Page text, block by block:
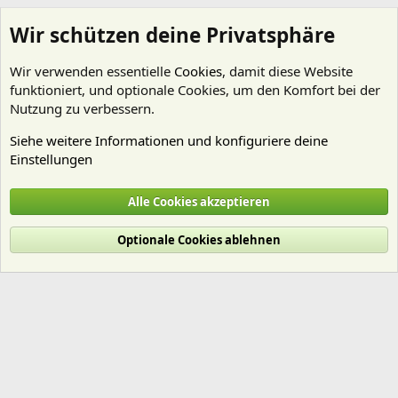
Cookies
Deutsch (Du)
Nutzungsbedingungen
Datenschutz Hilfe und Impressum
R
Wir schützen deine Privatsphäre
Wir verwenden essentielle Cookies, damit diese Website
funktioniert, und optionale Cookies, um den Komfort bei der
Nutzung zu verbessern.
Siehe weitere Informationen und konfiguriere deine
Einstellungen
Alle Cookies akzeptieren
Optionale Cookies ablehnen